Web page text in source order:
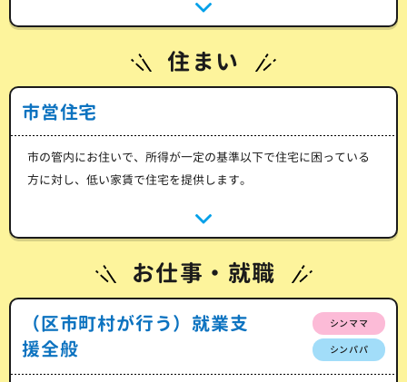
住まい
市営住宅
市の管内にお住いで、所得が一定の基準以下で住宅に困っている
方に対し、低い家賃で住宅を提供します。
お仕事・就職
（区市町村が行う）就業支
援全般
シンママ
シンパパ